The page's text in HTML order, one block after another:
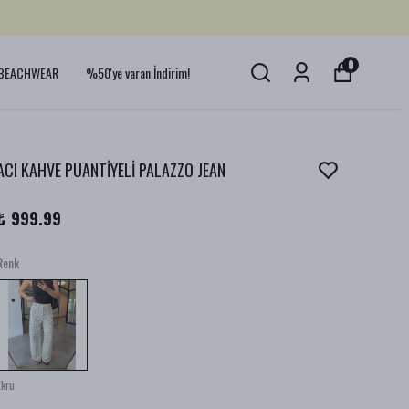
%50'ye varan İndirim! 0
KAHVE PUANTİYELİ PALAZZO JEAN
999.99